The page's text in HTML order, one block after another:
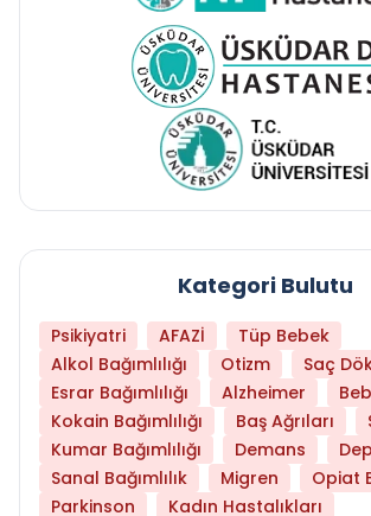
Kategori Bulutu
Psikiyatri AFAZİ
Tüp Bebek
Alkol Bağımlılığı
Otizm
Saç
Esrar Bağımlılığı
Alzheimer
Kokain Bağımlılığı
Baş Ağrıları
Kumar Bağımlılığı
Demans
Sanal Bağımlılık
Migren
Opiat
Parkinson
Kadın Hastalıkları